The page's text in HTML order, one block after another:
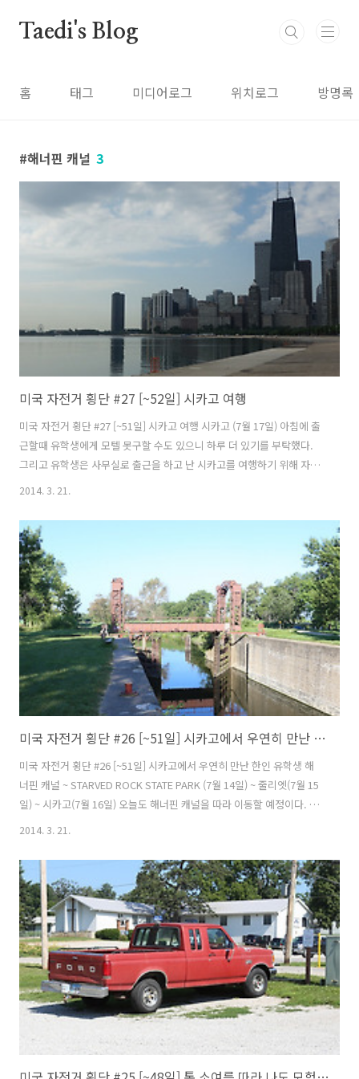
Taedi's Blog
홈 태그 미디어로그 위치로그 방명록
해너핀 캐널 3
미국 자전거 횡단 #27 [~52일] 시카고 여행
미국 자전거 횡단 #27 [~51일] 시카고 여행 시카고 (7월 17일) 아침에 출
근할때 유학생에게 모텔 못구할 수도 있으니 하루 더 있기를 부탁했다.
그리고 유학생은 사무실로 출근을 하고 난 시카고를 여행하기 위해 자전
거를 타고 다운타운으로 나왔다. 시카고는 미국에서 3번째로 큰 도시이
수(Lake Michigan)의 크기는 5만 7757㎢이나 되며 남한면적의 60%에
가까운 크기이고 최대 깊이는 281m이며 5대호중 유일하게 미국 영토안
에 있는 호수이다. 실제 내가 접했던 미시간 호수는 바다처럼 보였다. 시
카고는 1871년 10월 8일 일요일 아침, 소의 뒷발길질에 차인 등불이 떨
어져 불이 났고 때마침 남쪽에서 불어오는 강한 바람에,..
2014. 3. 21.
미국 자전거 횡단 #26 [~51일] 시카고에서 우연히 만난 한인 유학생 (줄리엣, 시카고)
미국 자전거 횡단 #26 [~51일] 시카고에서 우연히 만난 한인 유학생 해
너핀 캐널 ~ STARVED ROCK STATE PARK (7월 14일) ~ 줄리엣(7월 15
일) ~ 시카고(7월 16일) 오늘도 해너핀 캐널을 따라 이동할 예정이다. 조
금은 지루한 면도 있지만 자동차가 다니는 도로보다는 쾌적하고 즐거운
뻑 젖었다. 텐트가 비싸든 싼거든 결로에는 장사가 없는 듯 하다. 젖은 텐
트와 플라이가 다 마를때까지 캠핑장 주변을 돌아 다녔다. 낚시하러 온
사람들을 봤는데 어제 다른 캠핑장에서 내게 고기를 번쩍 들어올리며 포
즈 를 취해준 부부였다. 해너핀 캐널을 감상하며 천천히 가고 있었는데
운하의 합류지점이 나왔다. 내가 옳은 방향으로 가..
2014. 3. 21.